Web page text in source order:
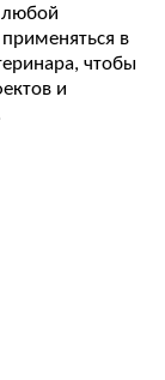
любой
в
чтобы
и